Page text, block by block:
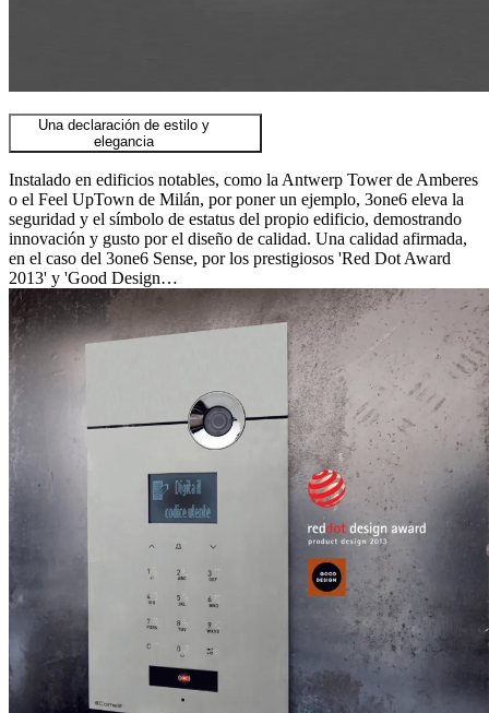
Una declaración de estilo y
elegancia
Instalado en edificios notables, como la Antwerp Tower de Amberes
o el Feel UpTown de Milán, por poner un ejemplo, 3one6 eleva la
seguridad y el símbolo de estatus del propio edificio, demostrando
innovación y gusto por el diseño de calidad. Una calidad afirmada,
en el caso del 3one6 Sense, por los prestigiosos 'Red Dot Award
2013' y 'Good Design…